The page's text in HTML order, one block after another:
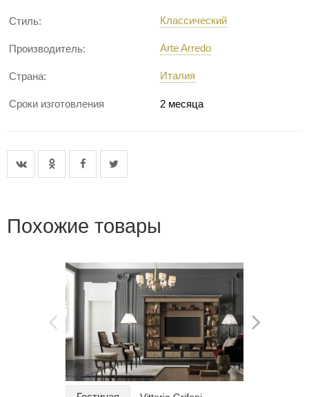
Стиль: Классический
Производитель: Arte Arredo
Страна: Италия
Сроки изготовления 2 месяца
Похожие товары